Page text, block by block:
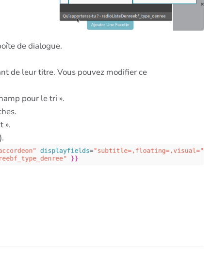
de dialogue.
de leur titre. Vous pouvez modifier ce
pour le tri ».
».